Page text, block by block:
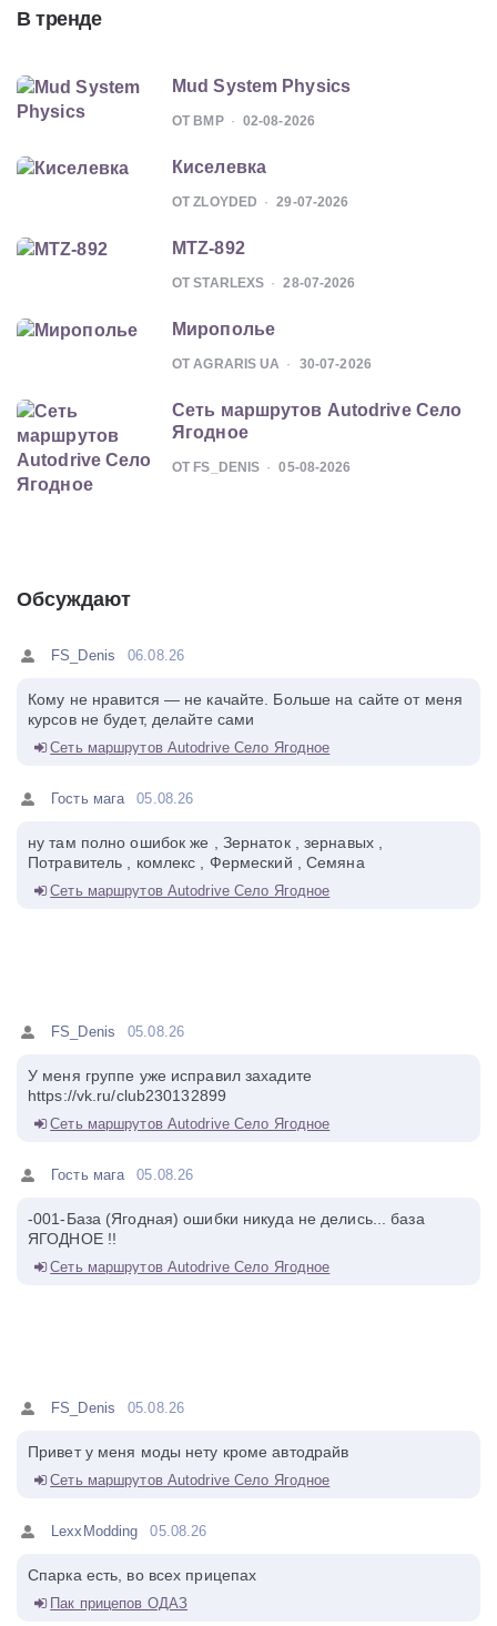
В тренде
Mud System Physics
ОТ BMP 02-08-2026
Киселевка
ОТ ZLOYDED 29-07-2026
MTZ-892
ОТ STARLEXS 28-07-2026
Мирополье
ОТ AGRARIS UA 30-07-2026
Сеть маршрутов Autodrive Село
Ягодное
ОТ FS_DENIS 05-08-2026
Обсуждают
FS_Denis 06.08.26
Кому не нравится — не качайте. Больше на сайте от меня
курсов не будет, делайте сами
Сеть маршрутов Autodrive Село Ягодное
Гость мага 05.08.26
ну там полно ошибок же , Зернаток , зернавых ,
Потравитель , комлекс , Фермеский , Семяна
Сеть маршрутов Autodrive Село Ягодное
FS_Denis 05.08.26
У меня группе уже исправил захадите
https://vk.ru/club230132899
Сеть маршрутов Autodrive Село Ягодное
Гость мага 05.08.26
-001-База (Ягодная) ошибки никуда не делись... база
ЯГОДНОЕ !!
Сеть маршрутов Autodrive Село Ягодное
FS_Denis 05.08.26
Привет у меня моды нету кроме автодрайв
Сеть маршрутов Autodrive Село Ягодное
LexxModding 05.08.26
Спарка есть, во всех прицепах
Пак прицепов ОДАЗ